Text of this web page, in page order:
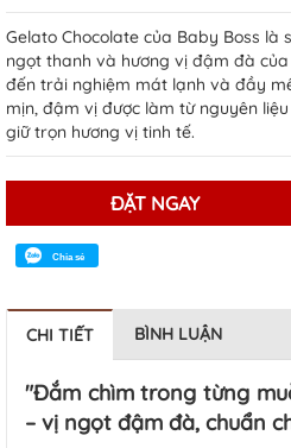
Gelato Chocolate của Baby Boss là
ngọt thanh và hương vị đậm đà
đến trải nghiệm mát lạnh và đầy
mịn, đậm vị được làm từ nguyên
giữ trọn hương vị tinh tế.
ĐẶT NGAY
Chia sẻ
CHI TIẾT BÌNH LUẬN
"Đắm chìm trong từng
– vị ngọt đậm đà, chuẩn